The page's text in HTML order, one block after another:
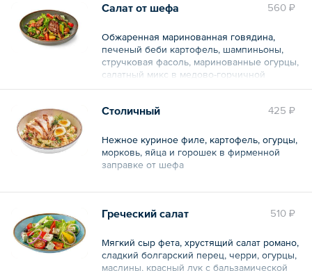
560 ₽
Салат от шефа
Обжаренная маринованная говядина,
печеный беби картофель, шампиньоны,
стручковая фасоль, маринованные огурцы,
салатный микс в медово-горчичной
заправке
Общий вес – 240 г 425 ₽
Столичный
Нежное куриное филе, картофель, огурцы,
морковь, яйца и горошек в фирменной
заправке от шефа
Общий вес – 220 г
510 ₽
Греческий салат
Мягкий сыр фета, хрустящий салат романо,
сладкий болгарский перец, черри, огурцы,
маслины, красный лук с бальзамической